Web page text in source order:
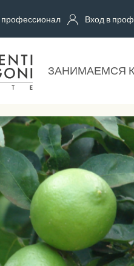
профессионал Вход в
ЗАНИМАЕМСЯ